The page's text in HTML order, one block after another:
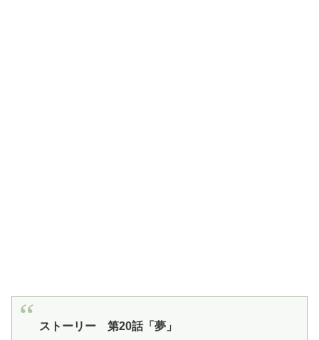
ストーリー 第20話「夢」